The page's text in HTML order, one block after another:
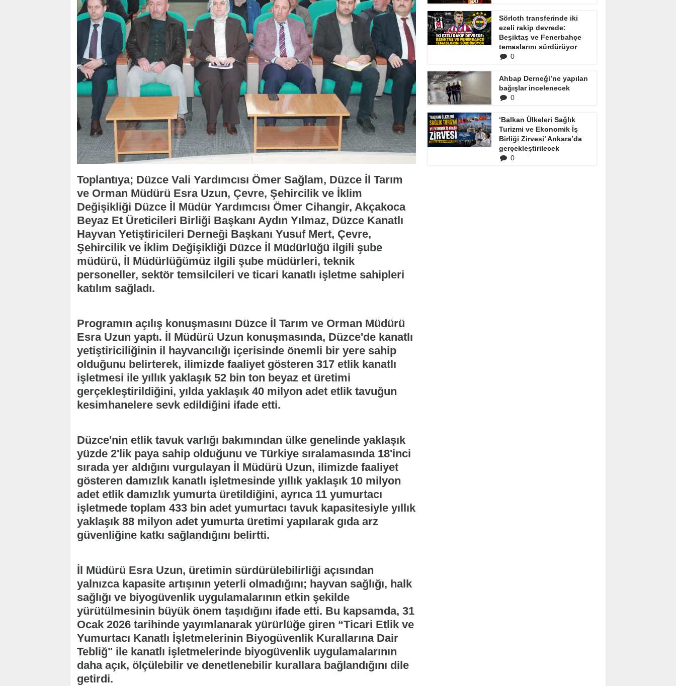
Toplantıya; Düzce Vali Yardımcısı Ömer Sağlam, Düzce İl Tarım
ve Orman Müdürü Esra Uzun, Çevre, Şehircilik ve İklim
Değişikliği Düzce İl Müdür Yardımcısı Ömer Cihangir, Akçakoca
Beyaz Et Üreticileri Birliği Başkanı Aydın Yılmaz, Düzce Kanatlı
Hayvan Yetiştiricileri Derneği Başkanı Yusuf Mert, Çevre,
Şehircilik ve İklim Değişikliği Düzce İl Müdürlüğü ilgili şube
müdürü, İl Müdürlüğümüz ilgili şube müdürleri, teknik
personeller, sektör temsilcileri ve ticari kanatlı işletme sahipleri
katılım sağladı.
Programın açılış konuşmasını Düzce İl Tarım ve Orman Müdürü
Esra Uzun yaptı. İl Müdürü Uzun konuşmasında, Düzce'de kanatlı
yetiştiriciliğinin il hayvancılığı içerisinde önemli bir yere sahip
olduğunu belirterek, ilimizde faaliyet gösteren 317 etlik kanatlı
işletmesi ile yıllık yaklaşık 52 bin ton beyaz et üretimi
gerçekleştirildiğini, yılda yaklaşık 40 milyon adet etlik tavuğun
kesimhanelere sevk edildiğini ifade etti.
Düzce'nin etlik tavuk varlığı bakımından ülke genelinde yaklaşık
yüzde 2'lik paya sahip olduğunu ve Türkiye sıralamasında 18'inci
sırada yer aldığını vurgulayan İl Müdürü Uzun, ilimizde faaliyet
gösteren damızlık kanatlı işletmesinde yıllık yaklaşık 10 milyon
adet etlik damızlık yumurta üretildiğini, ayrıca 11 yumurtacı
işletmede toplam 433 bin adet yumurtacı tavuk kapasitesiyle yıllık
yaklaşık 88 milyon adet yumurta üretimi yapılarak gıda arz
güvenliğine katkı sağlandığını belirtti.
İl Müdürü Esra Uzun, üretimin sürdürülebilirliği açısından
yalnızca kapasite artışının yeterli olmadığını; hayvan sağlığı, halk
sağlığı ve biyogüvenlik uygulamalarının etkin şekilde
yürütülmesinin büyük önem taşıdığını ifade etti. Bu kapsamda, 31
Ocak 2026 tarihinde yayımlanarak yürürlüğe giren “Ticari Etlik ve
Yumurtacı Kanatlı İşletmelerinin Biyogüvenlik Kurallarına Dair
Tebliğ" ile kanatlı işletmelerinde biyogüvenlik uygulamalarının
daha açık, ölçülebilir ve denetlenebilir kurallara bağlandığını dile
getirdi.
Sörloth transferinde iki
ezeli rakip devrede:
Beşiktaş ve Fenerbahçe
temaslarını sürdürüyor
0
Ahbap Derneği’ne yapılan
bağışlar incelenecek
0
‘Balkan Ülkeleri Sağlık
Turizmi ve Ekonomik İş
Birliği Zirvesi’ Ankara’da
gerçekleştirilecek
0